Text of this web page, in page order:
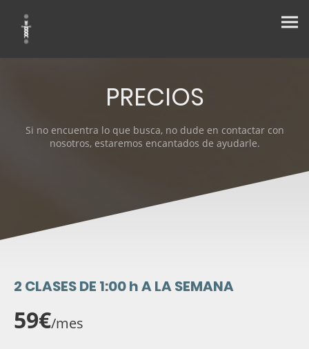
PRECIOS
Si no encuentra lo que busca, no dude en contactar con
nosotros, estaremos encantados de ayudarle.
2 CLASES DE 1:00 h A LA SEMANA
59€/mes